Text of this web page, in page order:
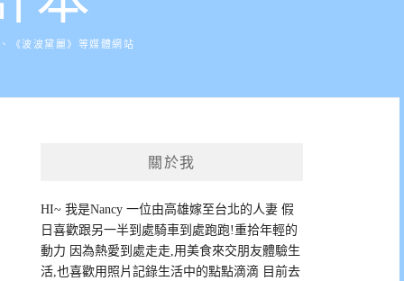
《波波黛麗》等媒體網站
關於我
HI~ 我是Nancy 一位由高雄嫁至台北的人妻 假
日喜歡跟另一半到處騎車到處跑跑!重拾年輕的
動力 因為熱愛到處走走,用美食來交朋友體驗生
活,也喜歡用照片記錄生活中的點點滴滴 目前去